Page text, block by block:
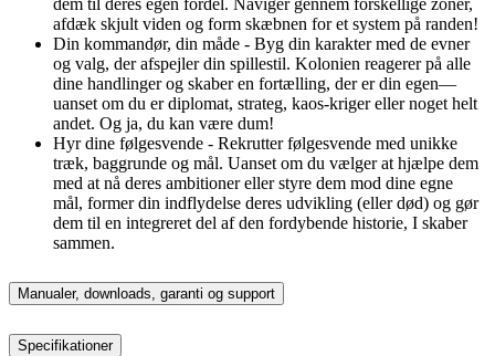
dem til deres egen fordel. Naviger gennem forskellige zoner,
afdæk skjult viden og form skæbnen for et system på randen!
Din kommandør, din måde - Byg din karakter med de evner
og valg, der afspejler din spillestil. Kolonien reagerer på alle
dine handlinger og skaber en fortælling, der er din egen—
uanset om du er diplomat, strateg, kaos-kriger eller noget helt
andet. Og ja, du kan være dum!
Hyr dine følgesvende - Rekrutter følgesvende med unikke
træk, baggrunde og mål. Uanset om du vælger at hjælpe dem
med at nå deres ambitioner eller styre dem mod dine egne
mål, former din indflydelse deres udvikling (eller død) og gør
dem til en integreret del af den fordybende historie, I skaber
sammen.
Manualer, downloads, garanti og support
Specifikationer